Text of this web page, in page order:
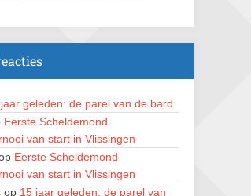
stappenkampioenschap
2026 · Groningen
Schaakt! Terrassentoernooi
2026 · Zwolle
Sandbrink Memorial
geleden: de parel van de bard
Eerste Scheldemond
van start in Vlissingen
Eerste Scheldemond
van start in Vlissingen
op 15 jaar geleden: de parel van